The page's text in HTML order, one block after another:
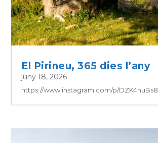
El Pirineu, 365 dies l’any
juny 18, 2026
https://www.instagram.com/p/